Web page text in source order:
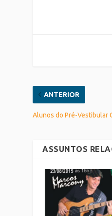
ANTERIOR
Alunos do Pré-Vestibular
ASSUNTOS